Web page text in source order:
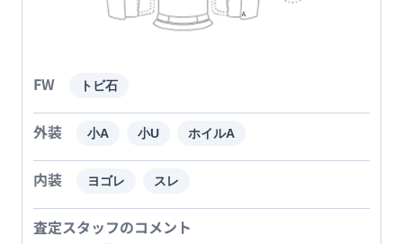
FW トビ石
外装 小A 小U ホイルA
内装 ヨゴレ スレ
査定スタッフのコメント